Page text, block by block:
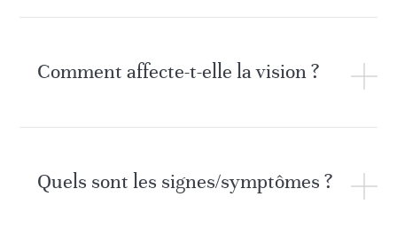
Comment affecte-t-elle la vision ?
Quels sont les signes/symptômes ?